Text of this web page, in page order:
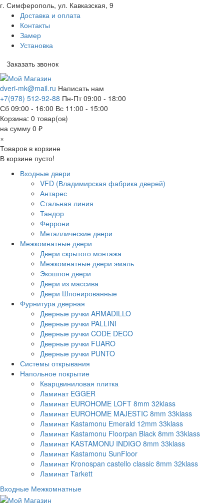
г. Симферополь, ул. Кавказская, 9
Доставка и оплата
Контакты
Замер
Установка
Заказать звонок
dveri-mk@mail.ru Написать нам
+7(978) 512-92-88 Пн-Пт 09:00 - 18:00
Сб 09:00 - 16:00 Вс 11:00 - 15:00
Корзина: 0 товар(ов)
на сумму 0 ₽
×
Товаров в корзине
В корзине пусто!
Входные двери
VFD (Владимирская фабрика дверей)
Антарес
Стальная линия
Тандор
Феррони
Металлические двери
Межкомнатные двери
Двери скрытого монтажа
Межкомнатные двери эмаль
Экошпон двери
Двери из массива
Двери Шпонированные
Фурнитура дверная
Дверные ручки ARMADILLO
Дверные ручки PALLINI
Дверные ручки CODE DECO
Дверные ручки FUARO
Дверные ручки PUNTO
Системы открывания
Напольное покрытие
Кварцвиниловая плитка
Ламинат EGGER
Ламинат EUROHOME LOFT 8mm 32klass
Ламинат EUROHOME MAJESTIC 8mm 33klass
Ламинат Kastamonu Emerald 12mm 33klass
Ламинат Kastamonu Floorpan Black 8mm 33klass
Ламинат KASTAMONU INDIGO 8mm 33klass
Ламинат Kastamonu SunFloor
Ламинат Kronospan castello classic 8mm 32klass
Ламинат Tarkett
Входные Межкомнатные